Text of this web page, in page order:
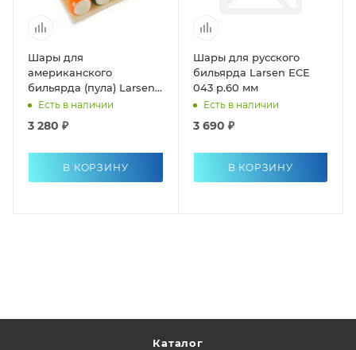
Шары для
американского
бильярда (пула) Larsen
ABLD-572
Есть в наличии
3 280 ₽
В КОРЗИНУ
Шары для русского
бильярда Larsen ECE
043 p.60 мм
Есть в наличии
3 690 ₽
В КОРЗИНУ
Каталог